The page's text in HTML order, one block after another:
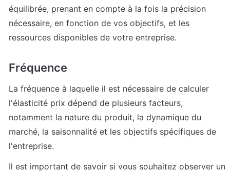
équilibrée, prenant en compte à la fois la précision
nécessaire, en fonction de vos objectifs, et les
ressources disponibles de votre entreprise.
Fréquence
La fréquence à laquelle il est nécessaire de calculer
l'élasticité prix dépend de plusieurs facteurs,
notamment la nature du produit, la dynamique du
marché, la saisonnalité et les objectifs spécifiques de
l'entreprise.
Il est important de savoir si vous souhaitez observer un